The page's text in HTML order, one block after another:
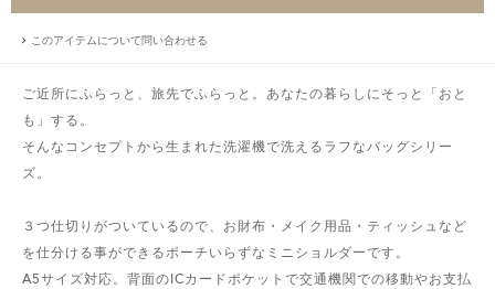
このアイテムについて問い合わせる
ご近所にふらっと、旅先でふらっと。あなたの暮らしにそっと「おと
も」する。
そんなコンセプトから生まれた洗濯機で洗えるラフなバッグシリー
ズ。
３つ仕切りがついているので、お財布・メイク用品・ティッシュなど
を仕分ける事ができるポーチいらずなミニショルダーです。
A5サイズ対応。背面のICカードポケットで交通機関での移動やお支払